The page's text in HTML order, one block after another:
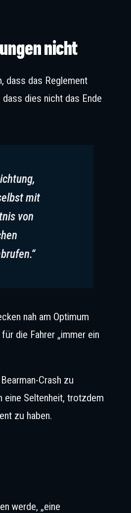
nicht
dass das Reglement
dies nicht das Ende
mit
von
nah am Optimum
die Fahrer „immer ein
Crash zu
eine Seltenheit, trotzdem
zu haben.
werde, „eine